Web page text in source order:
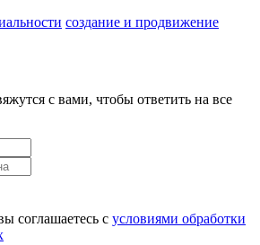
создание и продвижение
с вами, чтобы ответить на все
соглашаетесь с условиями обработки